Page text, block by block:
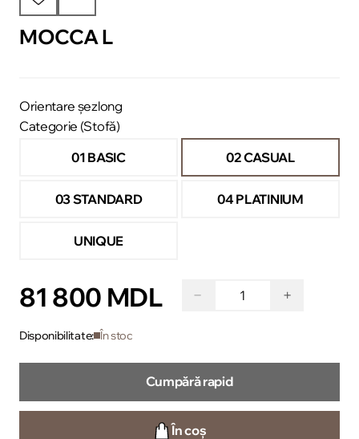
MOCCA L
Orientare șezlong
Categorie (Stofă)
01 BASIC
02 CASUAL
03 STANDARD 04 PLATINIUM
UNIQUE
81 800 MDL − +
Disponibilitate: În stoc
Cumpără rapid
În coș